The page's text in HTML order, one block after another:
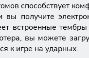
способствует
получите
встроенные
вы можете
к игре на ударных.